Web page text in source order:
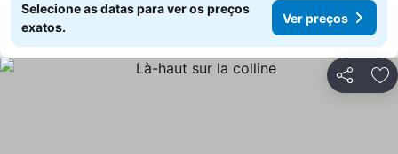
Selecione as datas para ver os preços
exatos.
Ver preços
Partilhar